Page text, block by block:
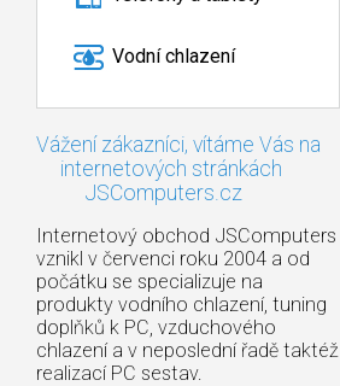
Vodní chlazení
Vážení zákazníci, vítáme Vás na
internetových stránkách
JSComputers.cz
Internetový obchod JSComputers
vznikl v červenci roku 2004 a od
počátku se specializuje na
produkty vodního chlazení, tuning
doplňků k PC, vzduchového
chlazení a v neposlední řadě taktéž
realizací PC sestav.